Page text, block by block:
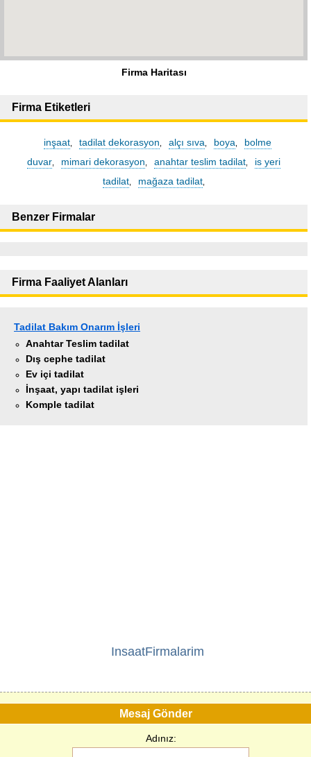
Firma Haritası
Firma Etiketleri
inşaat, tadilat dekorasyon alçı sıva boya
bolme
duvar
mimari dekorasyon anahtar teslim tadilat
is yeri
tadilat
mağaza tadilat
Benzer Firmalar
Firma Faaliyet Alanları
Tadilat Bakım Onarım İşleri
Anahtar Teslim tadilat
Dış cephe tadilat
Ev içi tadilat
İnşaat, yapı tadilat işleri
Komple tadilat
InsaatFirmalarim
Mesaj Gönder
Adınız: